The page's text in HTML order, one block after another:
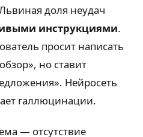
доля неудач
инструкциями.
просит написать
но ставит
Нейросеть
галлюцинации.
— отсутствие